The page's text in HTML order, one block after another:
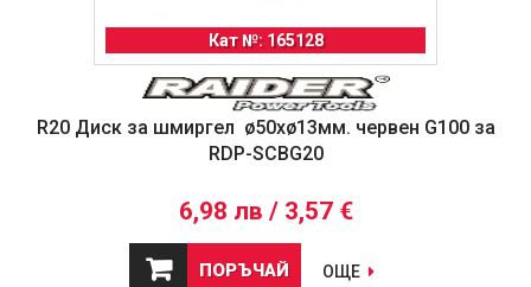
Кат №: 165128
R20 Диск за шмиргел ø50xø13мм. червен G100 за
RDP-SCBG20
6,98 лв / 3,57 €
ПОРЪЧАЙ ОЩЕ